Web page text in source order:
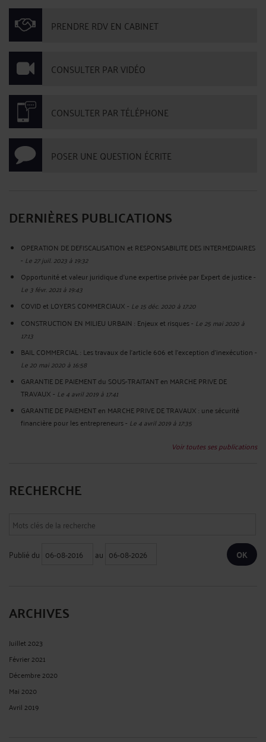
PRENDRE RDV EN CABINET
CONSULTER PAR VIDÉO
CONSULTER PAR TÉLÉPHONE
POSER UNE QUESTION ÉCRITE
DERNIÈRES PUBLICATIONS
OPERATION DE DEFISCALISATION et RESPONSABILITE DES INTERMEDIAIRES
- Le 27 juil. 2023 à 19:32
Opportunité et valeur juridique d’une expertise privée par Expert de justice-
Le 3 févr. 2021 à 19:43
COVID et LOYERS COMMERCIAUX- Le 15 déc. 2020 à 17:20
CONSTRUCTION EN MILIEU URBAIN : Enjeux et risques- Le 25 mai 2020 à
17:13
BAIL COMMERCIAL : Les travaux de l’article 606 et l’exception d’inexécution-
Le 20 mai 2020 à 16:58
GARANTIE DE PAIEMENT du SOUS-TRAITANT en MARCHE PRIVE DE
TRAVAUX- Le 4 avril 2019 à 17:41
GARANTIE DE PAIEMENT en MARCHE PRIVE DE TRAVAUX : une sécurité
financière pour les entrepreneurs- Le 4 avril 2019 à 17:35
Voir toutes ses publications
RECHERCHE
Publié du au
ARCHIVES
Juillet 2023
Février 2021
Décembre 2020
Mai 2020
Avril 2019